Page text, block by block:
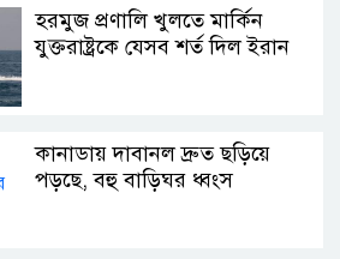
হরমুজ প্রণালি খুলতে মার্কিন
যুক্তরাষ্ট্রকে যেসব শর্ত দিল ইরান
কানাডায় দাবানল দ্রুত ছড়িয়ে
পড়ছে, বহু বাড়িঘর ধ্বংস